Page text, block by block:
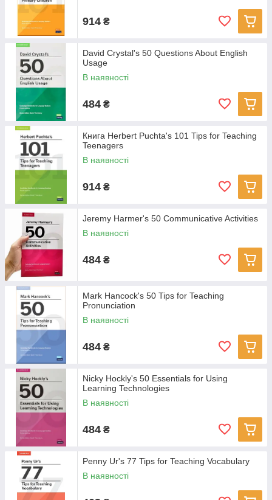
914 ₴
David Crystal's 50 Questions About English
Usage
В наявності
484 ₴
Книга Herbert Puchta's 101 Tips for Teaching
Teenagers
В наявності
914 ₴
Jeremy Harmer's 50 Communicative Activities
В наявності
484 ₴
Mark Hancock's 50 Tips for Teaching
Pronunciation
В наявності
484 ₴
Nicky Hockly's 50 Essentials for Using
Learning Technologies
В наявності
484 ₴
Penny Ur's 77 Tips for Teaching Vocabulary
В наявності